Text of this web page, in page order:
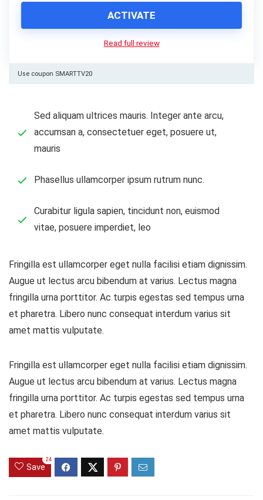
ACTIVATE
Read full review
Use coupon SMARTTV20
Sed aliquam ultrices mauris. Integer ante arcu,
accumsan a, consectetuer eget, posuere ut,
mauris
Phasellus ullamcorper ipsum rutrum nunc.
Curabitur ligula sapien, tincidunt non, euismod
vitae, posuere imperdiet, leo
Fringilla est ullamcorper eget nulla facilisi etiam dignissim.
Augue ut lectus arcu bibendum at varius. Lectus magna
fringilla urna porttitor. Ac turpis egestas sed tempus urna
et pharetra. Libero nunc consequat interdum varius sit
amet mattis vulputate.
Fringilla est ullamcorper eget nulla facilisi etiam dignissim.
Augue ut lectus arcu bibendum at varius. Lectus magna
fringilla urna porttitor. Ac turpis egestas sed tempus urna
et pharetra. Libero nunc consequat interdum varius sit
amet mattis vulputate.
Save
24